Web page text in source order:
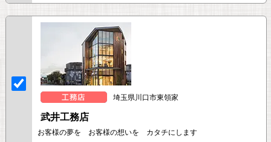
埼玉県川口市東領家
武井工務店
お客様の夢を お客様の想いを カタチにします